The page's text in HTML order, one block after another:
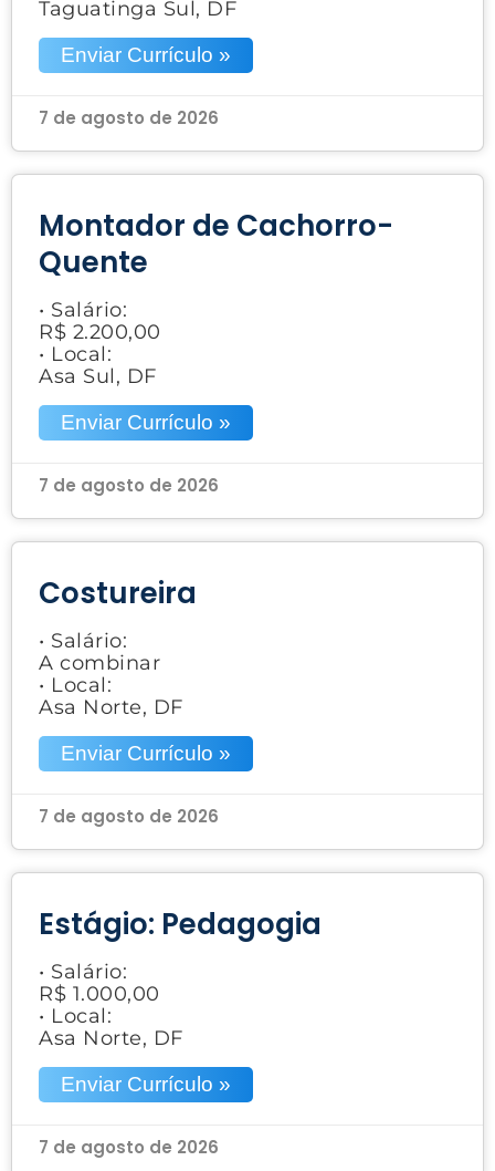
Taguatinga Sul, DF
Enviar Currículo »
7 de agosto de 2026
Montador de Cachorro-
Quente
• Salário:
R$ 2.200,00
• Local:
Asa Sul, DF
Enviar Currículo »
7 de agosto de 2026
Costureira
• Salário:
A combinar
• Local:
Asa Norte, DF
Enviar Currículo »
7 de agosto de 2026
Estágio: Pedagogia
• Salário:
R$ 1.000,00
• Local:
Asa Norte, DF
Enviar Currículo »
7 de agosto de 2026